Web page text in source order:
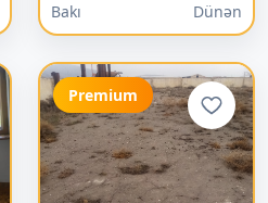
Bakı Dünən
Premium